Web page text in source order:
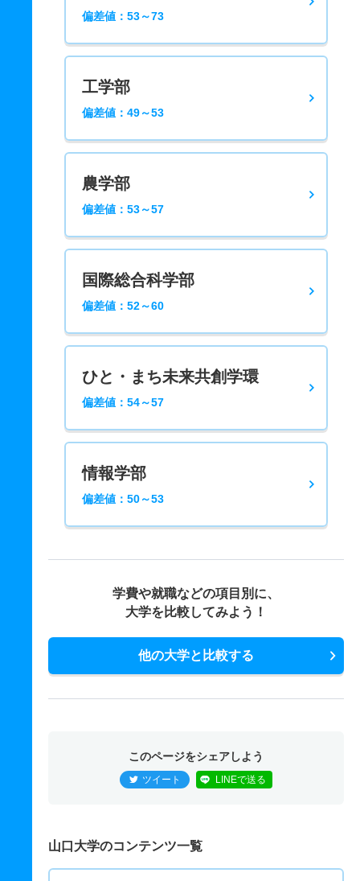
偏差値：53～73
工学部
偏差値：49～53
農学部
偏差値：53～57
国際総合科学部
偏差値：52～60
ひと・まち未来共創学環
偏差値：54～57
情報学部
偏差値：50～53
学費や就職などの項目別に、
大学を比較してみよう！
他の大学と比較する
このページをシェアしよう
ツイート LINEで送る
山口大学のコンテンツ一覧